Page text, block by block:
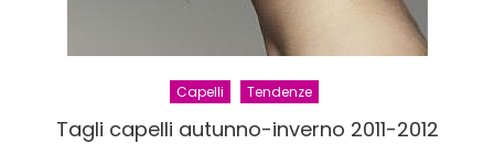
Capelli Tendenze
Tagli capelli autunno-inverno 2011-2012